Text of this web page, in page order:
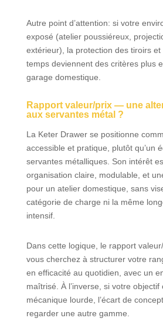
Autre point d’attention: si votre
exposé (atelier poussiéreux,
extérieur), la protection des tiroirs et
temps deviennent des critères plus
garage domestique.
Rapport valeur/prix — une
aux servantes métal ?
La Keter Drawer se positionne
accessible et pratique, plutôt qu’un
servantes métalliques. Son intérêt
organisation claire, modulable, et
pour un atelier domestique, sans
catégorie de charge ni la même
intensif.
Dans cette logique, le rapport
vous cherchez à structurer votre
en efficacité au quotidien, avec un
maîtrisé. À l’inverse, si votre
mécanique lourde, l’écart de
regarder une autre gamme.